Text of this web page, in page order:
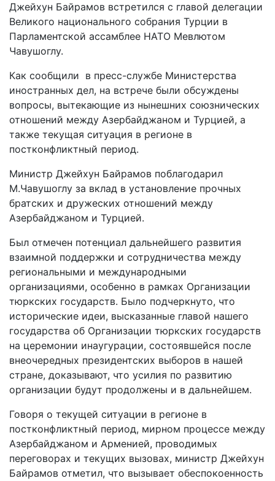
Джейхун Байрамов встретился с главой делегации
Великого национального собрания Турции в
Парламентской ассамблее НАТО Мевлютом
Чавушоглу.
Как сообщили в пресс-службе Министерства
иностранных дел, на встрече были обсуждены
вопросы, вытекающие из нынешних союзнических
отношений между Азербайджаном и Турцией, а
также текущая ситуация в регионе в
постконфликтный период.
Министр Джейхун Байрамов поблагодарил
М.Чавушоглу за вклад в установление прочных
братских и дружеских отношений между
Азербайджаном и Турцией.
Был отмечен потенциал дальнейшего развития
взаимной поддержки и сотрудничества между
региональными и международными
организациями, особенно в рамках Организации
тюркских государств. Было подчеркнуто, что
исторические идеи, высказанные главой нашего
государства об Организации тюркских государств
на церемонии инаугурации, состоявшейся после
внеочередных президентских выборов в нашей
стране, доказывают, что усилия по развитию
организации будут продолжены и в дальнейшем.
Говоря о текущей ситуации в регионе в
постконфликтный период, мирном процессе между
Азербайджаном и Арменией, проводимых
переговорах и текущих вызовах, министр Джейхун
Байрамов отметил, что вызывает обеспокоенность